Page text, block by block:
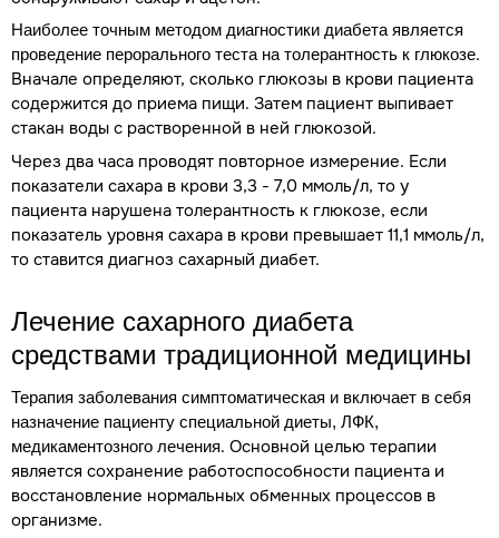
Наиболее точным методом диагностики диабета является
проведение перорального теста на толерантность к глюкозе.
Вначале определяют, сколько глюкозы в крови пациента
содержится до приема пищи. Затем пациент выпивает
стакан воды с растворенной в ней глюкозой.
Через два часа проводят повторное измерение. Если
показатели сахара в крови 3,3 - 7,0 ммоль/л, то у
пациента нарушена толерантность к глюкозе, если
показатель уровня сахара в крови превышает 11,1 ммоль/л,
то ставится диагноз сахарный диабет.
Лечение сахарного диабета
средствами традиционной медицины
Терапия заболевания симптоматическая и включает в себя
назначение пациенту специальной диеты, ЛФК,
медикаментозного лечения. Основной целью терапии
является сохранение работоспособности пациента и
восстановление нормальных обменных процессов в
организме.